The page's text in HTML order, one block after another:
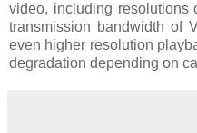
video, including resolutions
transmission bandwidth of
even higher resolution
degradation depending on